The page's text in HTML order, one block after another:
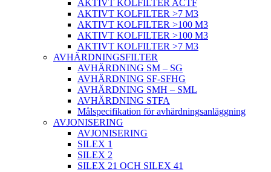
AKTIVT KOLFILTER ACTF
AKTIVT KOLFILTER >7 M3
AKTIVT KOLFILTER >100 M3
AKTIVT KOLFILTER >100 M3
AKTIVT KOLFILTER >7 M3
AVHÄRDNINGSFILTER
AVHÄRDNING SM – SG
AVHÄRDNING SF-SFHG
AVHÄRDNING SMH – SML
AVHÄRDNING STFA
Målspecifikation för avhärdningsanläggning
AVJONISERING
AVJONISERING
SILEX 1
SILEX 2
SILEX 21 OCH SILEX 41